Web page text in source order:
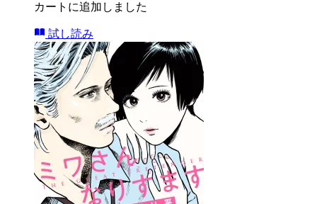
カートに追加しました
試し読み